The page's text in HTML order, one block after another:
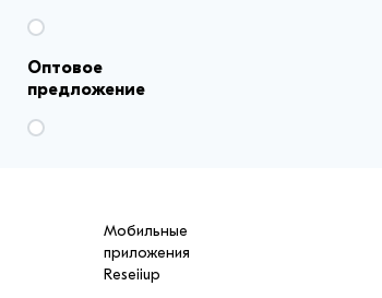
Оптовое
предложение
Мобильные
приложения
Reseiiup